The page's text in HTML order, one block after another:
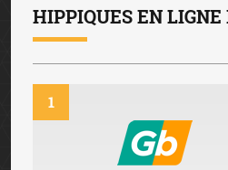
HIPPIQUES EN LIGNE
1